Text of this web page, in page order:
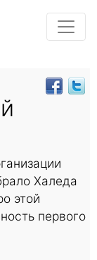
Халеда
этой
первого